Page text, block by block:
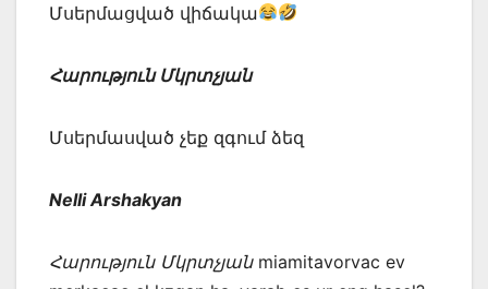
Մսերմացված վիճակա
Հարություն Մկրտչյան
Մսերմասված չեք զգում ձեզ
Nelli Arshakyan
Հարություն Մկրտչյան miamitavorvac ev